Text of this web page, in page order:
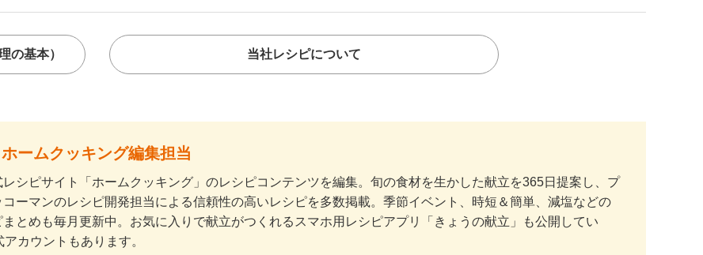
の基本） 当社レシピについて
ームクッキング編集担当
シピサイト「ホームクッキング」のレシピコンテンツを編集。旬の食材を生かした献立を365日提案し、プ
コーマンのレシピ開発担当による信頼性の高いレシピを多数掲載。季節イベント、時短＆簡単、減塩などの
とめも毎月更新中。お気に入りで献立がつくれるスマホ用レシピアプリ「きょうの献立」も公開してい
カウントもあります。